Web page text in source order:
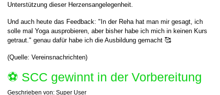
Unterstützung dieser Herzensangelegenheit.
Und auch heute das Feedback: "In der Reha hat man mir gesagt, ich
solle mal Yoga ausprobieren, aber bisher habe ich mich in keinen Kurs
getraut." genau dafür habe ich die Ausbildung gemacht 🥰
(Quelle: Vereinsnachrichten)
⚽️ SCC gewinnt in der Vorbereitung
Geschrieben von: Super User